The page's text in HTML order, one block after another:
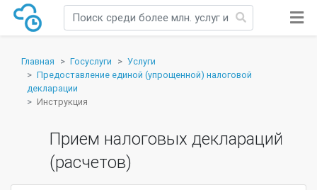
Главная Госуслуги
Услуги
Предоставление единой (упрощенной) налоговой
декларации
Инструкция
Прием налоговых деклараций
(расчетов)